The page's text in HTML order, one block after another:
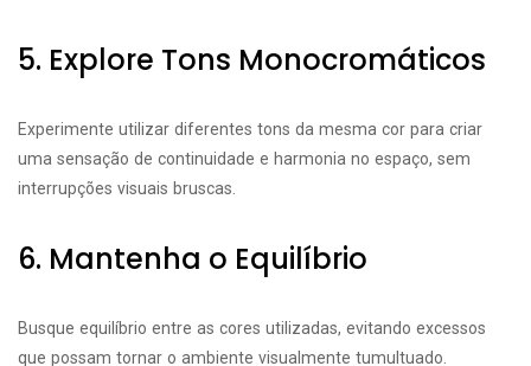
5. Explore Tons Monocromáticos
Experimente utilizar diferentes tons da mesma cor para criar
uma sensação de continuidade e harmonia no espaço, sem
interrupções visuais bruscas.
6. Mantenha o Equilíbrio
Busque equilíbrio entre as cores utilizadas, evitando excessos
que possam tornar o ambiente visualmente tumultuado.